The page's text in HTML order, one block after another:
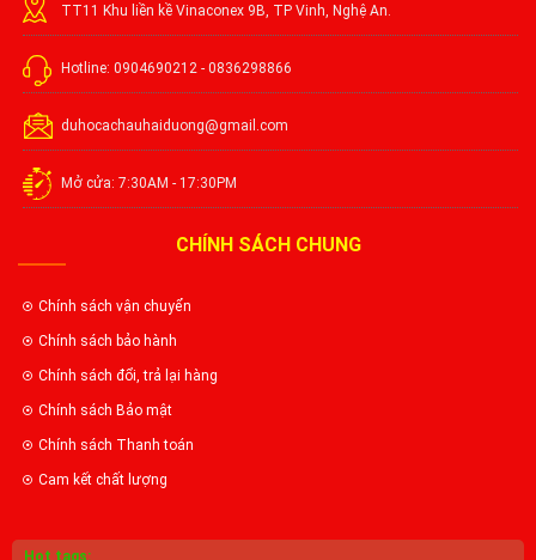
TT11 Khu liền kề Vinaconex 9B, TP Vinh, Nghệ An.
Hotline: 0904690212 - 0836298866
duhocachauhaiduong@gmail.com
Mở cửa: 7:30AM - 17:30PM
CHÍNH SÁCH CHUNG
Chính sách vận chuyển
Chính sách bảo hành
Chính sách đổi, trả lại hàng
Chính sách Bảo mật
Chính sách Thanh toán
Cam kết chất lượng
Hot tags: